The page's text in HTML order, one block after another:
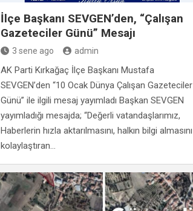
İlçe Başkanı SEVGEN’den, “Çalışan
Gazeteciler Günü” Mesajı
3 sene ago admin
AK Parti Kırkağaç İlçe Başkanı Mustafa
SEVGEN’den “10 Ocak Dünya Çalışan Gazeteciler
Günü” ile ilgili mesaj yayımladı Başkan SEVGEN
yayımladığı mesajda; “Değerli vatandaşlarımız,
Haberlerin hızla aktarılmasını, halkın bilgi almasını
kolaylaştıran…